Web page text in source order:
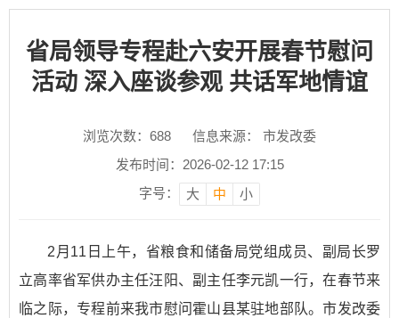
省局领导专程赴六安开展春节慰问
活动 深入座谈参观 共话军地情谊
浏览次数： 688
信息来源： 市发改委
发布时间：2026-02-12 17:15
字号：
大 中 小
2月11日上午，省粮食和储备局党组成员、副局长罗
立高率省军供办主任汪阳、副主任李元凯一行，在春节来
临之际，专程前来我市慰问霍山县某驻地部队。市发改委